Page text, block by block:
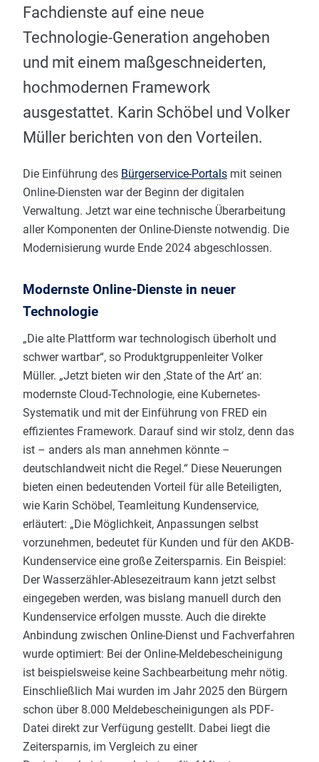
Fachdienste auf eine neue
Technologie-Generation angehoben
und mit einem maßgeschneiderten,
hochmodernen Framework
ausgestattet. Karin Schöbel und Volker
Müller berichten von den Vorteilen.
Die Einführung des Bürgerservice-Portals mit seinen
Online-Diensten war der Beginn der digitalen
Verwaltung. Jetzt war eine technische Überarbeitung
aller Komponenten der Online-Dienste notwendig. Die
Modernisierung wurde Ende 2024 abgeschlossen.
Modernste Online-Dienste in neuer
Technologie
„Die alte Plattform war technologisch überholt und
schwer wartbar“, so Produktgruppenleiter Volker
Müller. „Jetzt bieten wir den ‚State of the Art‘ an:
modernste Cloud-Technologie, eine Kubernetes-
Systematik und mit der Einführung von FRED ein
effizientes Framework. Darauf sind wir stolz, denn das
ist – anders als man annehmen könnte –
deutschlandweit nicht die Regel.“ Diese Neuerungen
bieten einen bedeutenden Vorteil für alle Beteiligten,
wie Karin Schöbel, Teamleitung Kundenservice,
erläutert: „Die Möglichkeit, Anpassungen selbst
vorzunehmen, bedeutet für Kunden und für den AKDB-
Kundenservice eine große Zeitersparnis. Ein Beispiel:
Der Wasserzähler-Ablesezeitraum kann jetzt selbst
eingegeben werden, was bislang manuell durch den
Kundenservice erfolgen musste. Auch die direkte
Anbindung zwischen Online-Dienst und Fachverfahren
wurde optimiert: Bei der Online-Meldebescheinigung
ist beispielsweise keine Sachbearbeitung mehr nötig.
Einschließlich Mai wurden im Jahr 2025 den Bürgern
schon über 8.000 Meldebescheinigungen als PDF-
Datei direkt zur Verfügung gestellt. Dabei liegt die
Zeitersparnis, im Vergleich zu einer